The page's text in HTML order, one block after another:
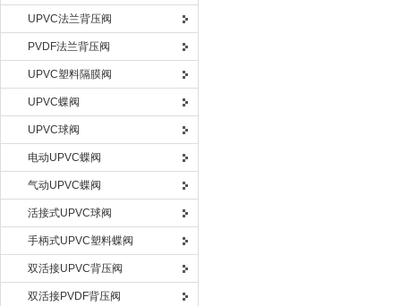
UPVC法兰背压阀
PVDF法兰背压阀
UPVC塑料隔膜阀
UPVC蝶阀
UPVC球阀
电动UPVC蝶阀
气动UPVC蝶阀
活接式UPVC球阀
手柄式UPVC塑料蝶阀
双活接UPVC背压阀
双活接PVDF背压阀